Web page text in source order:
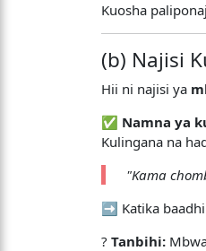
Kuosha
Hii ni najisi ya
✅ Namna ya
"Kama
➡️ Katika baadhi
?Tanbihi: